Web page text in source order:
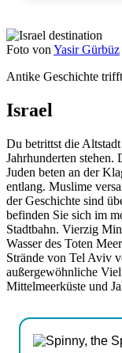
Foto von Yasir Gürbüz
Antike Geschichte
Israel
Du betrittst die
Jahrhunderten
Juden beten an der
entlang. Muslime
der Geschichte sind
befinden Sie sich im
Stadtbahn. Vierzig
Wasser des Toten
Strände von Tel Aviv
außergewöhnliche
Mittelmeerküste und